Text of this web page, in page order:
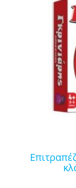
επιτραπέζιο remoundo γκρινιάρης